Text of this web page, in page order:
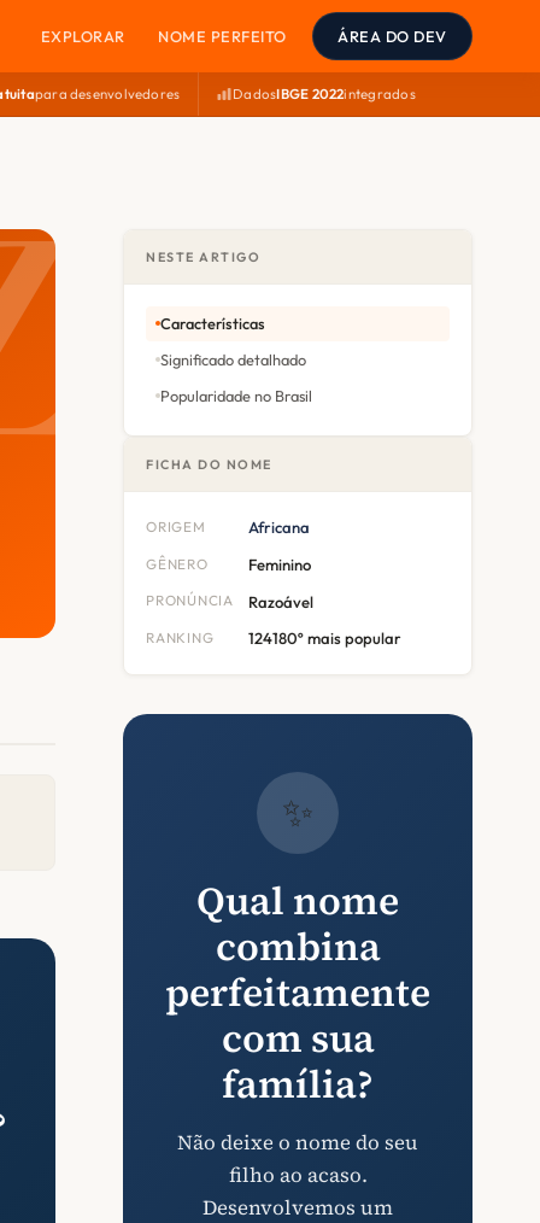
EXPLORAR NOME PERFEITO ÁREA DO DEV
para desenvolvedores DadosIBGE 2022integrados
NESTE ARTIGO
Características
Significado detalhado
Popularidade no Brasil
FICHA DO NOME
ORIGEM Africana
GÊNERO Feminino
PRONÚNCIA Razoável
RANKING 124180º mais popular
✨
Qual nome
combina
perfeitamente
com sua
família?
Não deixe o nome do seu
filho ao acaso.
Desenvolvemos um